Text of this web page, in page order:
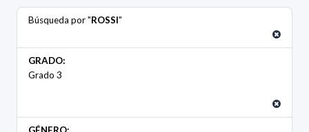
Búsqueda por "ROSSI"
GRADO:
Grado 3